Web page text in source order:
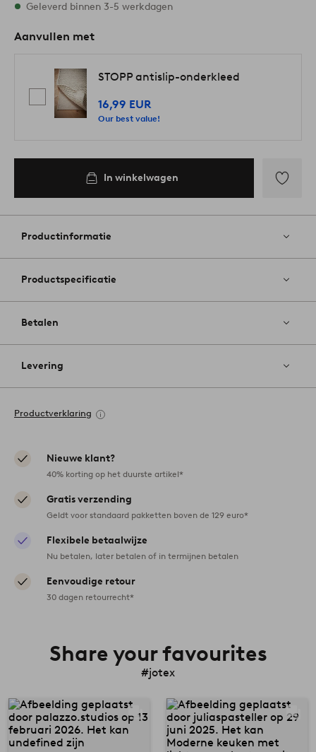
1 maten op voorraad
Geleverd binnen 3-5 werkdagen
Aanvullen met
STOPP antislip-onderkleed
16,99 EUR
Our best value!
In winkelwagen
aan
Productinformatie
Productspecificatie
Betalen
Levering
Productverklaring
Nieuwe klant?
40% korting op het duurste artikel*
Gratis verzending
Geldt voor standaard pakketten boven de 129 euro*
Flexibele betaalwijze
Nu betalen, later betalen of in termijnen betalen
Eenvoudige retour
30 dagen retourrecht*
Share your favourites
#jotex